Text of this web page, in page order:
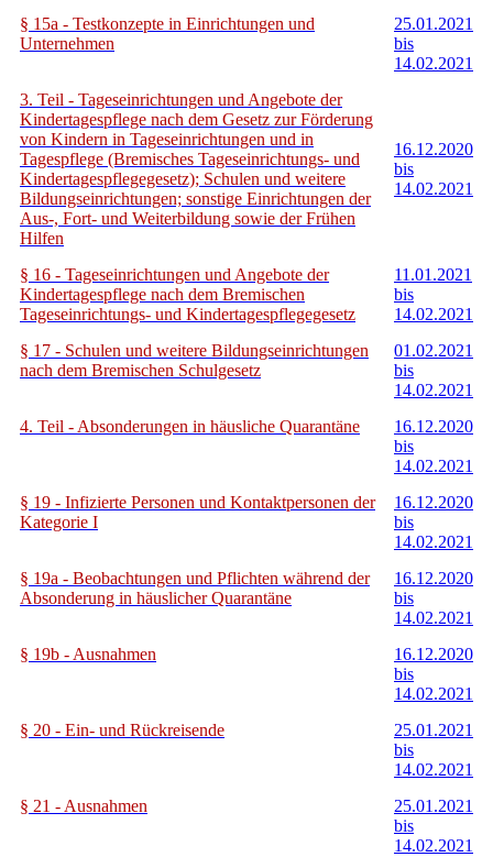
§ 15a - Testkonzepte in Einrichtungen und
Unternehmen
25.01.2021
bis
14.02.2021
3. Teil - Tageseinrichtungen und Angebote der
Kindertagespflege nach dem Gesetz zur Förderung
von Kindern in Tageseinrichtungen und in
Tagespflege (Bremisches Tageseinrichtungs- und
Kindertagespflegegesetz); Schulen und weitere
Bildungseinrichtungen; sonstige Einrichtungen der
Aus-, Fort- und Weiterbildung sowie der Frühen
Hilfen
16.12.2020
bis
14.02.2021
§ 16 - Tageseinrichtungen und Angebote der
Kindertagespflege nach dem Bremischen
Tageseinrichtungs- und Kindertagespflegegesetz
11.01.2021
bis
14.02.2021
§ 17 - Schulen und weitere Bildungseinrichtungen
nach dem Bremischen Schulgesetz
01.02.2021
bis
14.02.2021
4. Teil - Absonderungen in häusliche Quarantäne
16.12.2020
bis
14.02.2021
§ 19 - Infizierte Personen und Kontaktpersonen der
Kategorie I
16.12.2020
bis
14.02.2021
§ 19a - Beobachtungen und Pflichten während der
Absonderung in häuslicher Quarantäne
16.12.2020
bis
14.02.2021
§ 19b - Ausnahmen
16.12.2020
bis
14.02.2021
§ 20 - Ein- und Rückreisende
25.01.2021
bis
14.02.2021
§ 21 - Ausnahmen
25.01.2021
bis
14.02.2021